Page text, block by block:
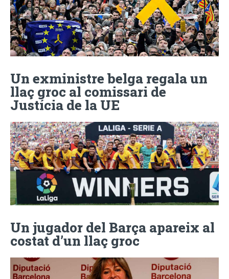
Un exministre belga regala un
llaç groc al comissari de
Justícia de la UE
Un jugador del Barça apareix al
costat d’un llaç groc